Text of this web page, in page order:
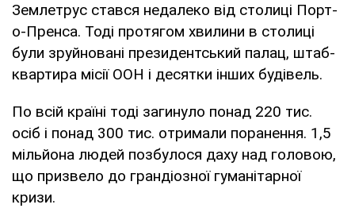
Землетрус стався недалеко від столиці Порт-
о-Пренса. Тоді протягом хвилини в столиці
були зруйновані президентський палац, штаб-
квартира місії ООН і десятки інших будівель.
По всій країні тоді загинуло понад 220 тис.
осіб і понад 300 тис. отримали поранення. 1,5
мільйона людей позбулося даху над головою,
що призвело до грандіозної гуманітарної
кризи.